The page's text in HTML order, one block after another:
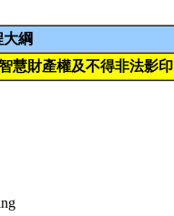
綱
慧財產權及不得非法影印